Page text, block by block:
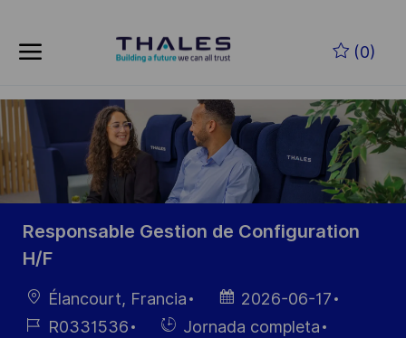
(0)
-
Responsable Gestion de Configuration
H/F
Ubicación
Élancourt, Francia
Fecha de
publicación
2026-06-17
ID deR0331536
HiringJornada completa